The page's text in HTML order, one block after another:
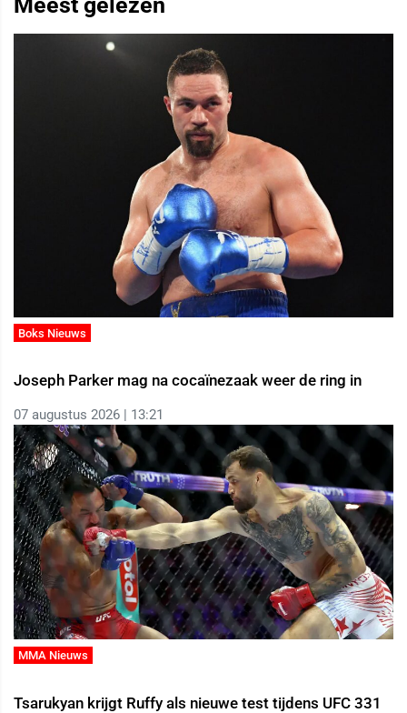
Boks Nieuws
Joseph Parker mag na cocaïnezaak weer de ring in
07 augustus 2026 | 13:21
MMA Nieuws
Tsarukyan krijgt Ruffy als nieuwe test tijdens UFC 331